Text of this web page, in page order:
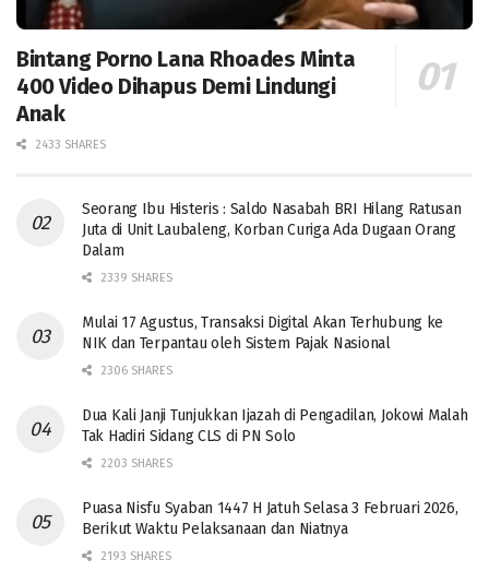
Bintang Porno Lana Rhoades Minta
400 Video Dihapus Demi Lindungi
Anak
2433 SHARES
Seorang Ibu Histeris : Saldo Nasabah BRI Hilang Ratusan
Juta di Unit Laubaleng, Korban Curiga Ada Dugaan Orang
Dalam
2339 SHARES
Mulai 17 Agustus, Transaksi Digital Akan Terhubung ke
NIK dan Terpantau oleh Sistem Pajak Nasional
2306 SHARES
Dua Kali Janji Tunjukkan Ijazah di Pengadilan, Jokowi Malah
Tak Hadiri Sidang CLS di PN Solo
2203 SHARES
Puasa Nisfu Syaban 1447 H Jatuh Selasa 3 Februari 2026,
Berikut Waktu Pelaksanaan dan Niatnya
2193 SHARES